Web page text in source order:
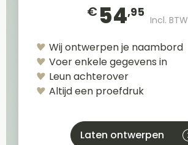
€54,95
Incl. BTW
Wij ontwerpen je naambord
Voer enkele gegevens in
Leun achterover
Altijd een proefdruk
Laten ontwerpen